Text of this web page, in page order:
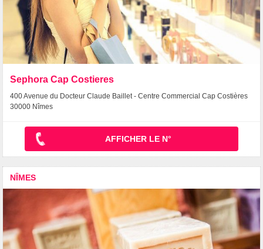
Sephora Cap Costieres
400 Avenue du Docteur Claude Baillet - Centre Commercial Cap Costières
30000 Nîmes
AFFICHER LE N°
NÎMES